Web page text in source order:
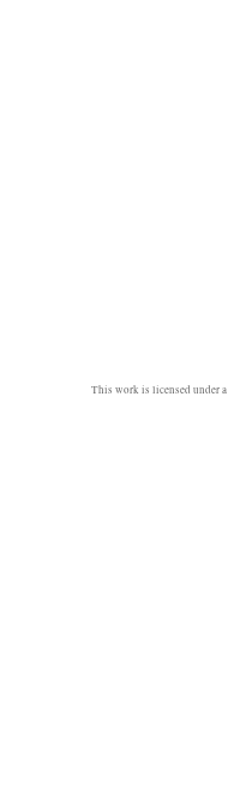
This work is licensed under a